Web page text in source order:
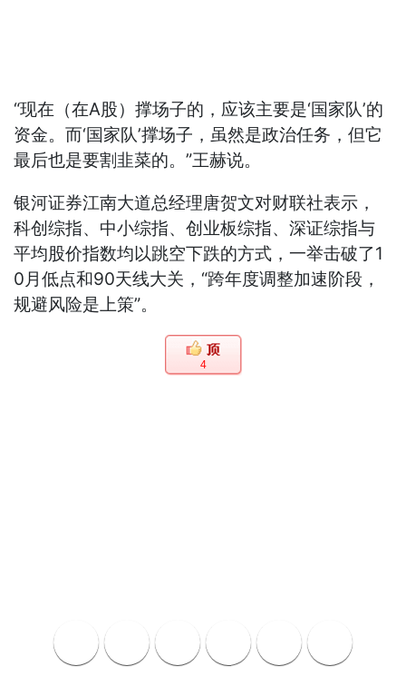
“现在（在A股）撑场子的，应该主要是‘国家队’的
资金。而‘国家队’撑场子，虽然是政治任务，但它
最后也是要割韭菜的。”王赫说。
银河证券江南大道总经理唐贺文对财联社表示，
科创综指、中小综指、创业板综指、深证综指与
平均股价指数均以跳空下跌的方式，一举击破了1
0月低点和90天线大关，“跨年度调整加速阶段，
规避风险是上策”。
4